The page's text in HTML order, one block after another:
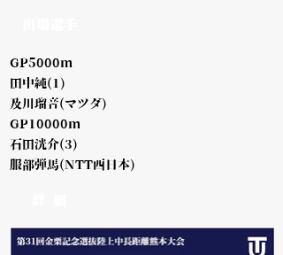
GP5000m
田中純(1)
及川瑠音(マツダ)
GP10000m
石田洸介(3)
服部弾馬(NTT西日本)